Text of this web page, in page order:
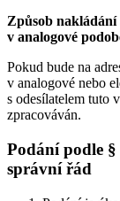
Způsob nakládání
v analogové
Pokud bude na
v analogové nebo
s odesílatelem tuto
zpracováván.
Podání podle §
správní řád